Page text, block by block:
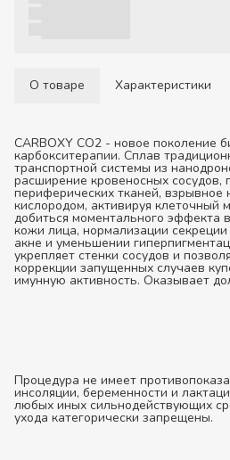
О товаре Характеристики
CARBOXY CO2 - новое поколение
карбокситерапии. Сплав
транспортной системы из
расширение кровеносных сосудов,
периферических тканей,
кислородом, активируя клеточный
добиться моментального эффекта
кожи лица, нормализации
акне и уменьшении
укрепляет стенки сосудов и
коррекции запущенных случаев
имунную активность. Оказывает
Процедура не имеет
инсоляции, беременности и
любых иных сильнодействующих
ухода категорически запрещены.